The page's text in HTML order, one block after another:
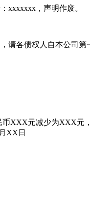
xxxxxxx，声明作废。
请各债权人自本公司
XXX元减少为XXX元
XX日